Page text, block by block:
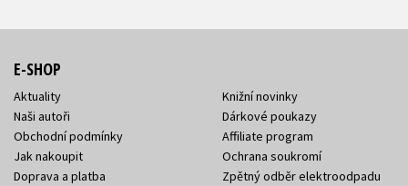
E-SHOP
Aktuality
Naši autoři
Obchodní podmínky
Jak nakoupit
Doprava a platba
Knižní novinky
Dárkové poukazy
Affiliate program
Ochrana soukromí
Zpětný odběr elektroodpadu